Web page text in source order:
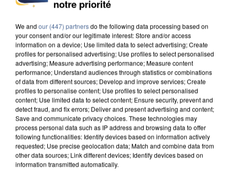
DE SOLIDARITÉ AVEC LES...
notre priorité
We and our (447) partnersdo the following data processing based on
your consent and/or our legitimate interest: Store and/or access
information on a device; Use limited data to select advertising; Create
profiles for personalised advertising; Use profiles to select personalised
advertising; Measure advertising performance; Measure content
performance; Understand audiences through statistics or combinations
of data from different sources; Develop and improve services; Create
profiles to personalise content; Use profiles to select personalised
content; Use limited data to select content; Ensure security, prevent and
detect fraud, and fix errors; Deliver and present advertising and content;
Save and communicate privacy choices. These technologies may
process personal data such as IP address and browsing data to offer
following functionalities: Identify devices based on information actively
requested; Use precise geolocation data; Match and combine data from
other data sources; Link different devices; Identify devices based on
information transmitted automatically.